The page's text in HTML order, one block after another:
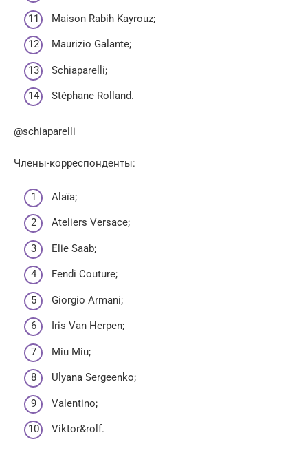
Maison Rabih Kayrouz;
Maurizio Galante;
Schiaparelli;
Stéphane Rolland.
@schiaparelli
Члены-корреспонденты:
Alaïa;
Ateliers Versace;
Elie Saab;
Fendi Couture;
Giorgio Armani;
Iris Van Herpen;
Miu Miu;
Ulyana Sergeenko;
Valentino;
Viktor&rolf.